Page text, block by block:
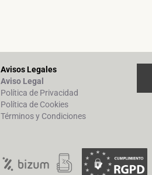
Avisos Legales
Aviso Legal
Política de Privacidad
Política de Cookies
Términos y Condiciones